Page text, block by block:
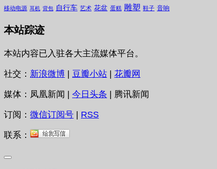
移动电源 耳机 背包 自行车 艺术 花盆 蛋糕 雕塑 鞋子 音响
本站踪迹
本站内容已入驻各大主流媒体平台。
社交： 新浪微博 | 豆瓣小站 | 花瓣网
媒体：凤凰新闻 | 今日头条 | 腾讯新闻
订阅： 微信订阅号 | RSS
联系：